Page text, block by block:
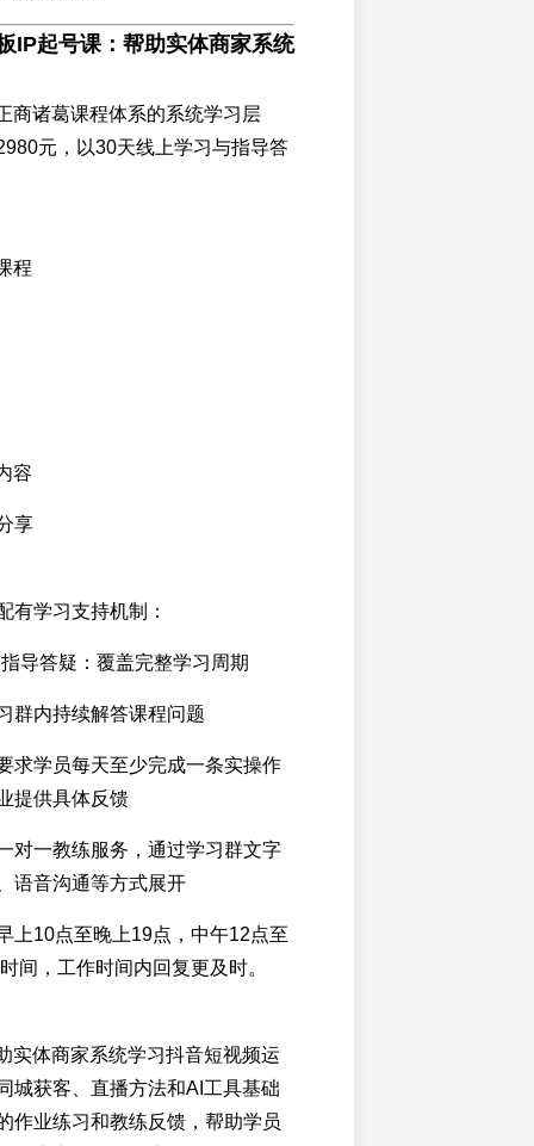
IP起号课：帮助实体商家系统
商诸葛课程体系的系统学习层
元，以30天线上学习与指导答
程
容
享
有学习支持机制：
导答疑：覆盖完整学习周期
群内持续解答课程问题
求学员每天至少完成一条实操作
提供具体反馈
对一教练服务，通过学习群文字
语音沟通等方式展开
上10点至晚上19点，中午12点至
间，工作时间内回复更及时。
实体商家系统学习抖音短视频运
城获客、直播方法和AI工具基础
作业练习和教练反馈，帮助学员